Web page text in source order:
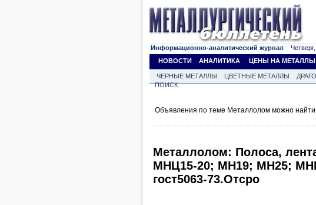
Информационно-аналитический журнал Четверг,
НОВОСТИ
АНАЛИТИКА ЦЕНЫ НА МЕТАЛЛЫ
ЧЕРНЫЕ МЕТАЛЛЫ ЦВЕТНЫЕ МЕТАЛЛЫ
ПОИСК
Объявления по теме Металлолом можно найти
Металлолом: Полоса,
МНЦ15-20; МН19; МН25;
гост5063-73.Отсро